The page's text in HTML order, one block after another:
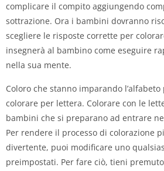
complicare il compito aggiungendo
sottrazione. Ora i bambini dovranno
scegliere le risposte corrette per
insegnerà al bambino come eseguire
nella sua mente.
Coloro che stanno imparando
colorare per lettera. Colorare con le
bambini che si preparano ad entrare
Per rendere il processo di colorazione
divertente, puoi modificare uno
preimpostati. Per fare ciò, tieni